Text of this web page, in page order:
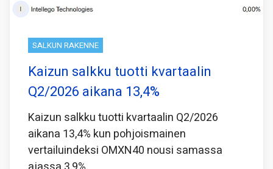
SALKUN RAKENNE
Kaizun salkku tuotti kvartaalin
Q2/2026 aikana 13,4%
Kaizun salkku tuotti kvartaalin Q2/2026
aikana 13,4% kun pohjoismainen
vertailuindeksi OMXN40 nousi samassa